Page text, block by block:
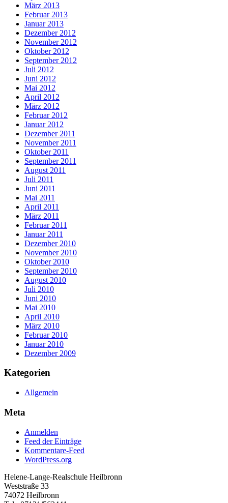
März 2013
Februar 2013
Januar 2013
Dezember 2012
November 2012
Oktober 2012
September 2012
Juli 2012
Juni 2012
Mai 2012
April 2012
März 2012
Februar 2012
Januar 2012
Dezember 2011
November 2011
Oktober 2011
September 2011
August 2011
Juli 2011
Juni 2011
Mai 2011
April 2011
März 2011
Februar 2011
Januar 2011
Dezember 2010
November 2010
Oktober 2010
September 2010
August 2010
Juli 2010
Juni 2010
Mai 2010
April 2010
März 2010
Februar 2010
Januar 2010
Dezember 2009
Kategorien
Allgemein
Meta
Anmelden
Feed der Einträge
Kommentare-Feed
WordPress.org
Helene-Lange-Realschule Heilbronn
Weststraße 33
74072 Heilbronn